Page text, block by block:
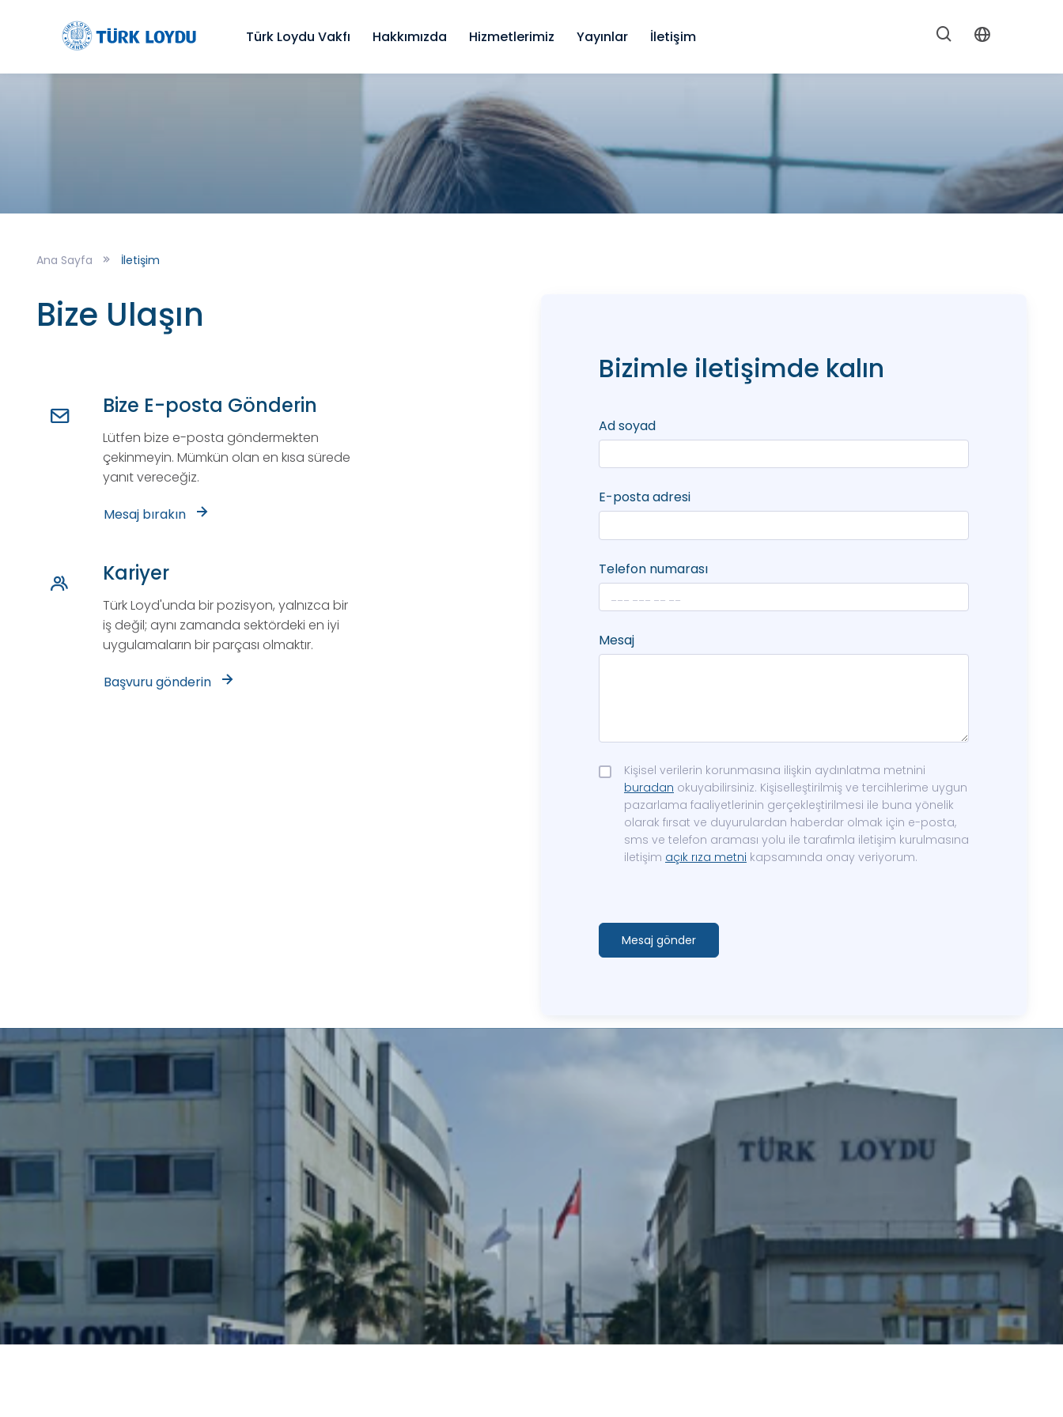
Türk Loydu Vakfı Hakkımızda Hizmetlerimiz Yayınlar İletişim
Ana Sayfa İletişim
Bize Ulaşın
Bize E-posta Gönderin
Lütfen bize e-posta göndermekten
çekinmeyin. Mümkün olan en kısa sürede
yanıt vereceğiz.
Mesaj bırakın
Kariyer
Türk Loyd'unda bir pozisyon, yalnızca bir
iş değil; aynı zamanda sektördeki en iyi
uygulamaların bir parçası olmaktır.
Başvuru gönderin
Bizimle iletişimde kalın
Ad soyad
E-posta adresi
Telefon numarası
Mesaj
Kişisel verilerin korunmasına ilişkin aydınlatma metnini
buradan okuyabilirsiniz. Kişiselleştirilmiş ve tercihlerime uygun
pazarlama faaliyetlerinin gerçekleştirilmesi ile buna yönelik
olarak fırsat ve duyurulardan haberdar olmak için e-posta,
sms ve telefon araması yolu ile tarafımla iletişim kurulmasına
iletişim açık rıza metni kapsamında onay veriyorum.
Mesaj gönder